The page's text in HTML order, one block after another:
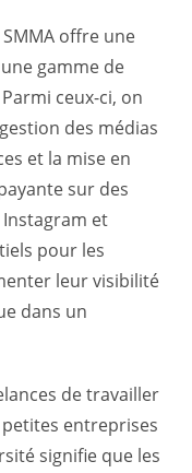
offre une
gamme de
ceux-ci, on
des médias
et la mise en
sur des
et
pour les
leur visibilité
dans un
de travailler
entreprises
signifie que les